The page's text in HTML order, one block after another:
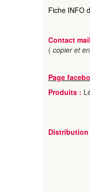
Fiche INFO
Contact
( copier et
Page
Produits :
Distribution